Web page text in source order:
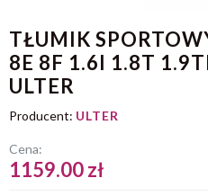
TŁUMIK
8E 8F 1.6I 1.8T
ULTER
Producent: ULTER
Cena:
1159.00 zł